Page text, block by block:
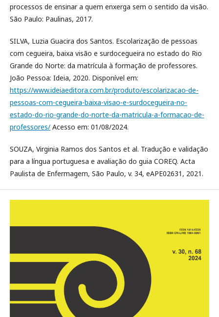
processos de ensinar a quem enxerga sem o sentido da visão.
São Paulo: Paulinas, 2017.
SILVA, Luzia Guacira dos Santos. Escolarização de pessoas
com cegueira, baixa visão e surdocegueira no estado do Rio
Grande do Norte: da matrícula à formação de professores.
João Pessoa: Ideia, 2020. Disponível em:
https://www.ideiaeditora.com.br/produto/escolarizacao-de-
pessoas-com-cegueira-baixa-visao-e-surdocegueira-no-
estado-do-rio-grande-do-norte-da-matricula-a-formacao-de-
professores/ Acesso em: 01/08/2024.
SOUZA, Virginia Ramos dos Santos et al. Tradução e validação
para a língua portuguesa e avaliação do guia COREQ. Acta
Paulista de Enfermagem, São Paulo, v. 34, eAPE02631, 2021.